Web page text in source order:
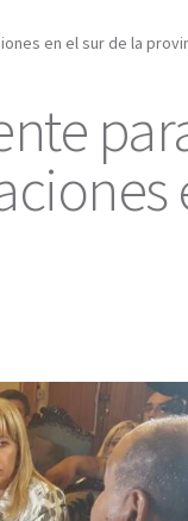
en el sur de la